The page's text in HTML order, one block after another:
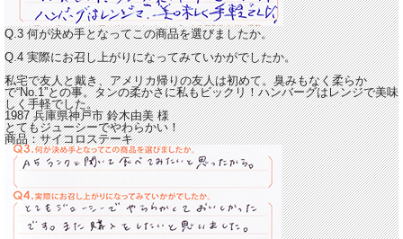
Q.3 何が決め手となってこの商品を選びましたか。
Q.4 実際にお召し上がりになってみていかがでしたか。
私宅で友人と戴き、アメリカ帰りの友人は初めて。臭みもなく柔らか
で“No.1”との事。タンの柔かさに私もビックリ！ハンバーグはレンジで美味
しく手軽でした。
1987 兵庫県神戸市鈴木由美様
とてもジューシーでやわらかい！
商品：サイコロステーキ